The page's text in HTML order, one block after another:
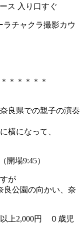
ス 入り口すぐ
ラチャクラ撮影カウ
＊＊＊＊＊
良県での親子の演奏
横になって、
開場9:45）
が
良公園の向かい、奈
上2,000円 ０歳児